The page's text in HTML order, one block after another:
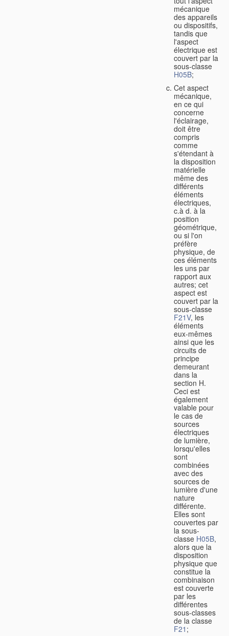
mécanique
des appareils
ou dispositifs,
tandis que
l'aspect
électrique est
couvert par la
sous-classe
H05B;
Cet aspect
mécanique,
en ce qui
concerne
l'éclairage,
doit être
compris
comme
s'étendant à
la disposition
matérielle
même des
différents
éléments
électriques,
c.à d. à la
position
géométrique,
ou si l'on
préfère
physique, de
ces éléments
les uns par
rapport aux
autres; cet
aspect est
couvert par la
sous-classe
F21V, les
éléments
eux-mêmes
ainsi que les
circuits de
principe
demeurant
dans la
section H.
Ceci est
également
valable pour
le cas de
sources
électriques
de lumière,
lorsqu'elles
sont
combinées
avec des
sources de
lumière d'une
nature
différente.
Elles sont
couvertes par
la sous-
classe H05B,
alors que la
disposition
physique que
constitue la
combinaison
est couverte
par les
différentes
sous-classes
de la classe
F21 ;